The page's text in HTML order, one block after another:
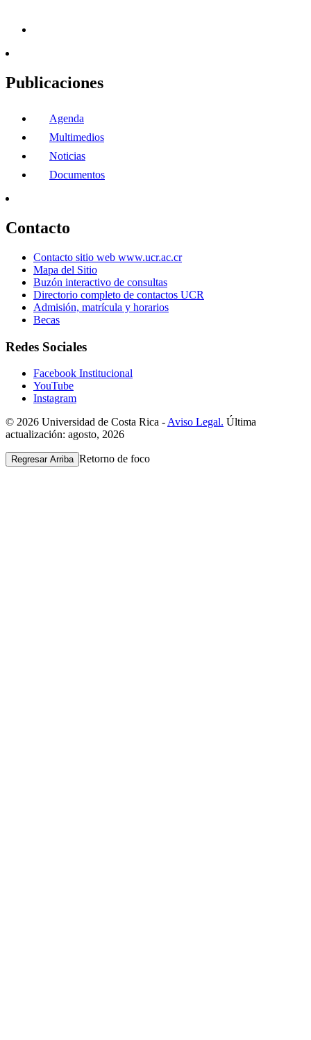
Publicaciones
Agenda
Multimedios
Noticias
Documentos
Contacto
Contacto sitio web www.ucr.ac.cr
Mapa del Sitio
Buzón interactivo de consultas
Directorio completo de contactos UCR
Admisión, matrícula y horarios
Becas
Redes Sociales
Facebook Institucional
YouTube
Instagram
© 2026 Universidad de Costa Rica - Aviso Legal. Última
actualización: agosto, 2026
Regresar Arriba Retorno de foco